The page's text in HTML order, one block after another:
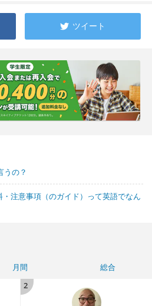
ツイート
うの？
注意事項（のガイド）って英語でなん
月間
総合
2